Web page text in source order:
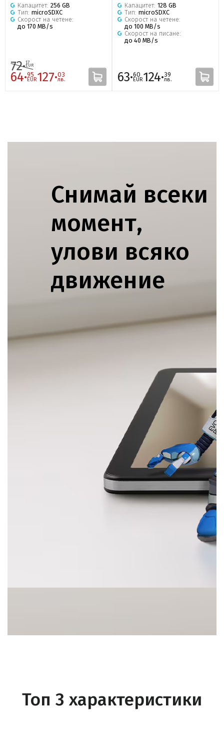
Капацитет: 256 GB
Тип: microSDXC
Скорост на четене:
до 170 MB/s
72·17
EUR
64·95
EUR127·03
лв.
Капацитет: 128 GB
Тип: microSDXC
Скорост на четене:
до 100 MB/s
Скорост на писане:
до 40 MB/s
63·60
EUR124·39
лв.
Снимай всеки
момент,
улови всяко
движение
Топ 3 характеристики